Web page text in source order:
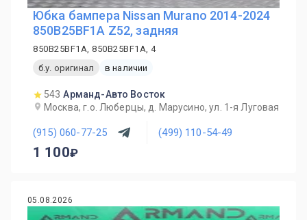
Юбка бампера Nissan Murano 2014-2024
850B25BF1A Z52, задняя
850B25BF1A, 850B25BF1A, 4
б.у. оригинал
в наличии
543 Арманд-Авто Восток
Москва, г.о. Люберцы, д. Марусино, ул. 1-я Луговая
(915) 060-77-25 (499) 110-54-49
1 100
05.08.2026